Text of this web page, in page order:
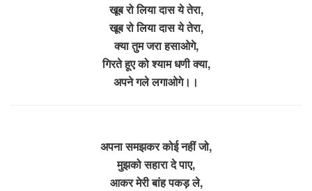
खूब रो लिया दास ये तेरा,
खूब रो लिया दास ये तेरा,
क्या तुम जरा हसाओगे,
गिरते हूए को श्याम धणी क्या,
अपने गले लगाओगे।।
अपना समझकर कोई नहीं जो,
मुझको सहारा दे पाए,
आकर मेरी बांह पकड़ ले,